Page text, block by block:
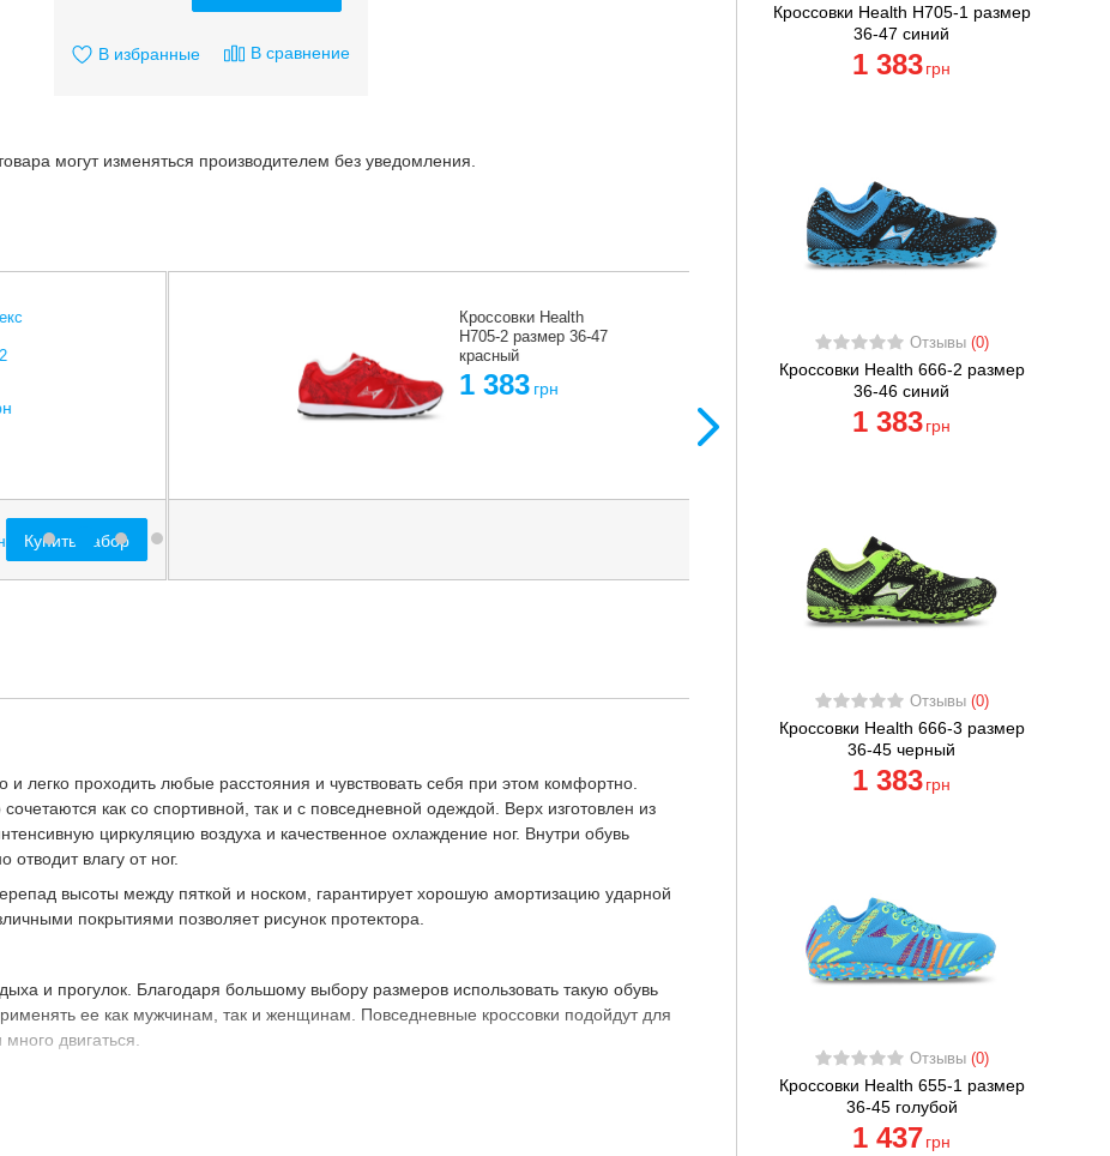
В избранные В сравнение
могут изменяться производителем без уведомления.
Сумка для обуви
KELME9886018-9055
черный-белый
504грн 478,8грн
H705-2 размер
красный
1 383
легко проходить любые расстояния и чувствовать себя при этом комфортно.
как со спортивной, так и с повседневной одеждой. Верх изготовлен из
циркуляцию воздуха и качественное охлаждение ног. Внутри обувь
влагу от ног.
высоты между пяткой и носком, гарантирует хорошую амортизацию ударной
покрытиями позволяет рисунок протектора.
и прогулок. Благодаря большому выбору размеров использовать такую обувь
ее как мужчинам, так и женщинам. Повседневные кроссовки подойдут для
двигаться.
температуру внутри обуви.
Кроссовки Health H705-1 размер
36-47 синий
1 383 грн
Отзывы (0)
Кроссовки Health 666-2 размер
36-46 синий
1 383 грн
Отзывы (0)
Кроссовки Health 666-3 размер
36-45 черный
1 383 грн
Отзывы (0)
Кроссовки Health 655-1 размер
36-45 голубой
1 437 грн